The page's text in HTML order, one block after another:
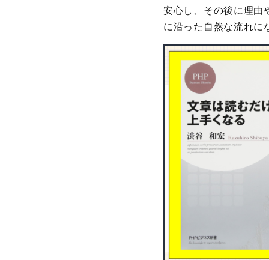
安心し、その後に理由
に沿った自然な流れに